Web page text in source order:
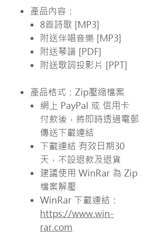
產品內容：
8首詩歌 [MP3]
附送伴唱音樂 [MP3]
附送琴譜 [PDF]
附送歌詞投影片 [PPT]
產品格式：Zip壓縮檔案
網上 PayPal 或 信用卡
付款後，將即時透過電郵
傳送下載連結
下載連結 有效日期30
天，不設退款及退貨
建議使用 WinRar 為 Zip
檔案解壓
WinRar 下載連結：
https://www.win-
rar.com